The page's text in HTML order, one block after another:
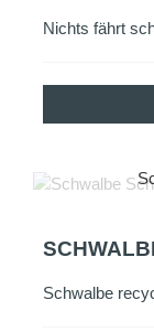
Nichts fährt
Schwalbe